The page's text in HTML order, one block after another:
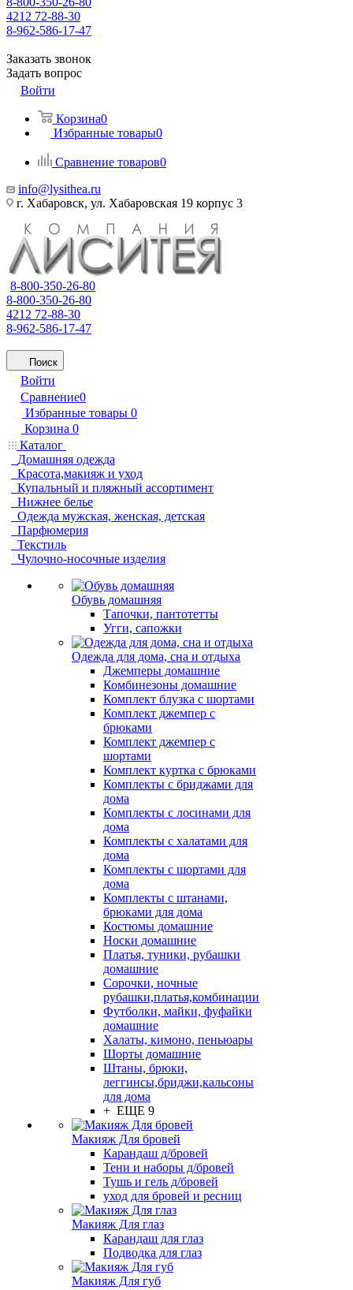
4212 72-88-30
8-962-586-17-47
Заказать звонок
Задать вопрос
Войти
Корзина0
Избранные товары0
Сравнение товаров0
info@lysithea.ru
г. Хабаровск, ул. Хабаровская 19 корпус 3
8-800-350-26-80
8-800-350-26-80
4212 72-88-30
8-962-586-17-47
Поиск
Войти
Сравнение0
Избранные товары 0
Корзина 0
Каталог
Домашняя одежда
Красота,макияж и уход
Купальный и пляжный ассортимент
Нижнее белье
Одежда мужская, женская, детская
Парфюмерия
Текстиль
Чулочно-носочные изделия
Обувь домашняя
Тапочки, пантотетты
Угги, сапожки
Одежда для дома, сна и отдыха
Джемперы домашние
Комбинезоны домашние
Комплект блузка с шортами
Комплект джемпер с
брюками
Комплект джемпер с
шортами
Комплект куртка с брюками
Комплекты с бриджами для
дома
Комплекты с лосинами для
дома
Комплекты с халатами для
дома
Комплекты с шортами для
дома
Комплекты с штанами,
брюками для дома
Костюмы домашние
Носки домашние
Платья, туники, рубашки
домашние
Сорочки, ночные
рубашки,платья,комбинации
Футболки, майки, фуфайки
домашние
Халаты, кимоно, пеньюары
Шорты домашние
Штаны, брюки,
леггинсы,бриджи,кальсоны
для дома
+ ЕЩЕ 9
Макияж Для бровей
Карандаш д/бровей
Тени и наборы д/бровей
Тушь и гель д/бровей
уход для бровей и ресниц
Макияж Для глаз
Карандаш для глаз
Подводка для глаз
Макияж Для губ